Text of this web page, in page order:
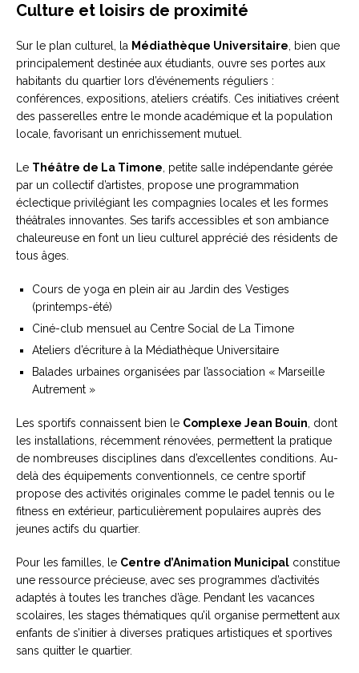
Culture et loisirs de proximité
Sur le plan culturel, la Médiathèque Universitaire, bien que
principalement destinée aux étudiants, ouvre ses portes aux
habitants du quartier lors d’événements réguliers :
conférences, expositions, ateliers créatifs. Ces initiatives créent
des passerelles entre le monde académique et la population
locale, favorisant un enrichissement mutuel.
Le Théâtre de La Timone, petite salle indépendante gérée
par un collectif d’artistes, propose une programmation
éclectique privilégiant les compagnies locales et les formes
théâtrales innovantes. Ses tarifs accessibles et son ambiance
chaleureuse en font un lieu culturel apprécié des résidents de
tous âges.
Cours de yoga en plein air au Jardin des Vestiges
(printemps-été)
Ciné-club mensuel au Centre Social de La Timone
Ateliers d’écriture à la Médiathèque Universitaire
Balades urbaines organisées par l’association « Marseille
Autrement »
Les sportifs connaissent bien le Complexe Jean Bouin, dont
les installations, récemment rénovées, permettent la pratique
de nombreuses disciplines dans d’excellentes conditions. Au-
delà des équipements conventionnels, ce centre sportif
propose des activités originales comme le padel tennis ou le
fitness en extérieur, particulièrement populaires auprès des
jeunes actifs du quartier.
Pour les familles, le Centre d’Animation Municipal constitue
une ressource précieuse, avec ses programmes d’activités
adaptés à toutes les tranches d’âge. Pendant les vacances
scolaires, les stages thématiques qu’il organise permettent aux
enfants de s’initier à diverses pratiques artistiques et sportives
sans quitter le quartier.